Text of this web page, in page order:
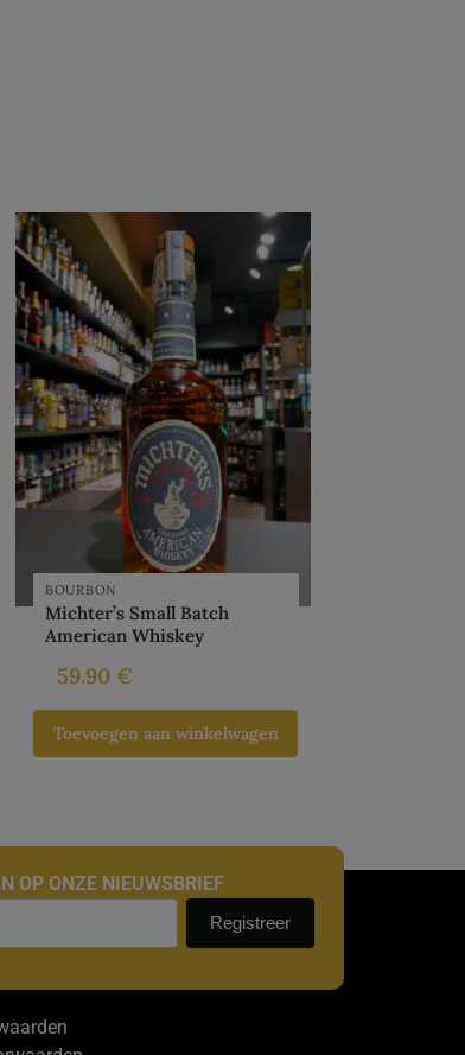
BOURBON
Michter’s Small Batch
American Whiskey
59.90 €
Toevoegen aan winkelwagen
OP ONZE NIEUWSBRIEF
Registreer